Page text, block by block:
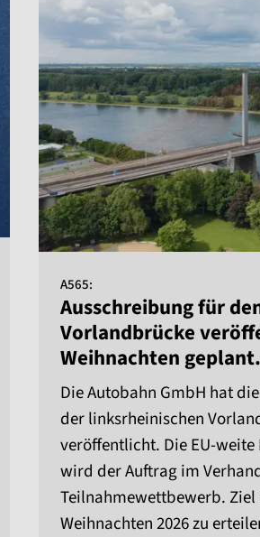
A565:
Ausschreibung für
Vorlandbrücke
Weihnachten geplant.
Die Autobahn GmbH hat
der linksrheinischen
veröffentlicht. Die EU-
wird der Auftrag im
Teilnahmewettbewerb.
Weihnachten 2026 zu